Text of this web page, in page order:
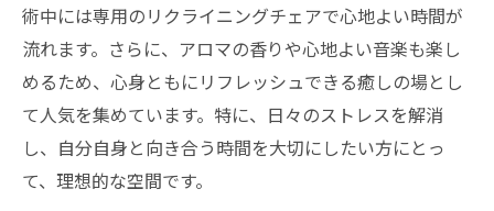
術中には専用のリクライニングチェアで心地よい時間が
流れます。さらに、アロマの香りや心地よい音楽も楽し
めるため、心身ともにリフレッシュできる癒しの場とし
て人気を集めています。特に、日々のストレスを解消
し、自分自身と向き合う時間を大切にしたい方にとっ
て、理想的な空間です。